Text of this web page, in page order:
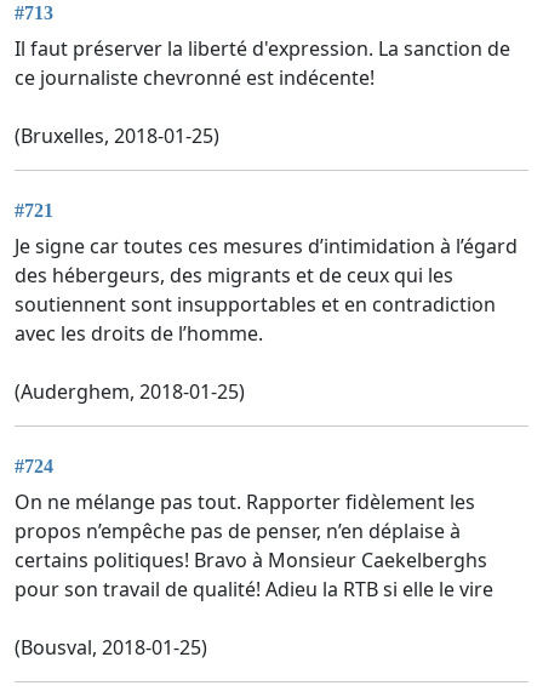
#713
Il faut préserver la liberté d'expression. La sanction de
ce journaliste chevronné est indécente!
(Bruxelles, 2018-01-25)
#721
Je signe car toutes ces mesures d’intimidation à l’égard
des hébergeurs, des migrants et de ceux qui les
soutiennent sont insupportables et en contradiction
avec les droits de l’homme.
(Auderghem, 2018-01-25)
#724
On ne mélange pas tout. Rapporter fidèlement les
propos n’empêche pas de penser, n’en déplaise à
certains politiques! Bravo à Monsieur Caekelberghs
pour son travail de qualité! Adieu la RTB si elle le vire
(Bousval, 2018-01-25)